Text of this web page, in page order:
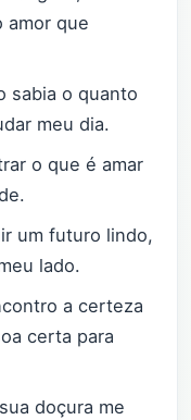
amor que
sabia o quanto
meu dia.
o que é amar
um futuro lindo,
lado.
a certeza
certa para
doçura me